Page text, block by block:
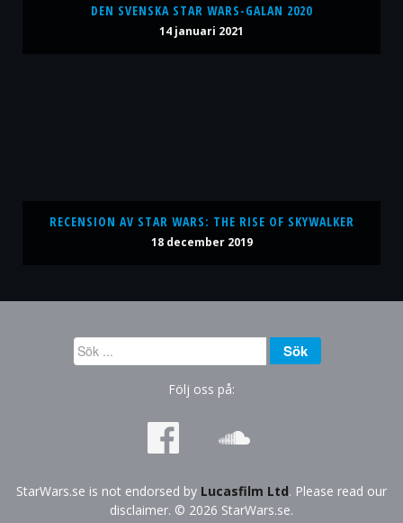
DEN SVENSKA STAR WARS-GALAN 2020
14 januari 2021
RECENSION AV STAR WARS: THE RISE OF SKYWALKER
18 december 2019
Sök
...
Sök
Följ oss på:
StarWars.se is not endorsed by Lucasfilm Ltd. Please read our
disclaimer. © 2026 StarWars.se.